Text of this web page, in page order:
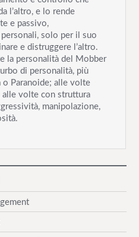
l’altro, e lo rende
e passivo,
solo per il suo
e distruggere l’altro.
la personalità del Mobber
di personalità, più
Paranoide; alle volte
alle volte con struttura
manipolazione,